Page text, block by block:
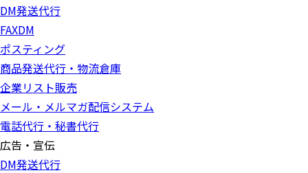
DM発送代行
FAXDM
ポスティング
商品発送代行・物流倉庫
企業リスト販売
メール・メルマガ配信システム
電話代行・秘書代行
広告・宣伝
DM発送代行